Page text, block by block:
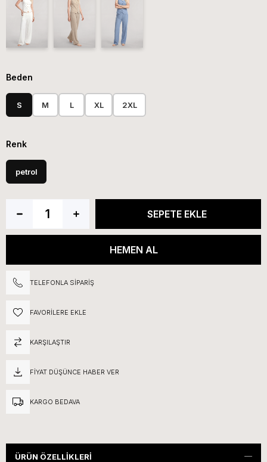
Beden
S M L XL 2XL
Renk
petrol
TELEFONLA SIPARIŞ
FAVORILERE EKLE
KARŞILAŞTIR
FIYAT DÜŞÜNCE HABER VER
KARGO BEDAVA
ÜRÜN ÖZELLIKLERI